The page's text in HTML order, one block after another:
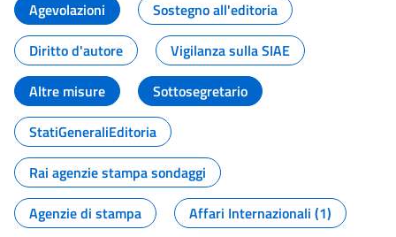
Agevolazioni
Sostegno all'editoria
Diritto d'autore
Vigilanza sulla SIAE
Altre misure
Sottosegretario
StatiGeneraliEditoria
Rai agenzie stampa sondaggi
Agenzie di stampa
Affari Internazionali (1)